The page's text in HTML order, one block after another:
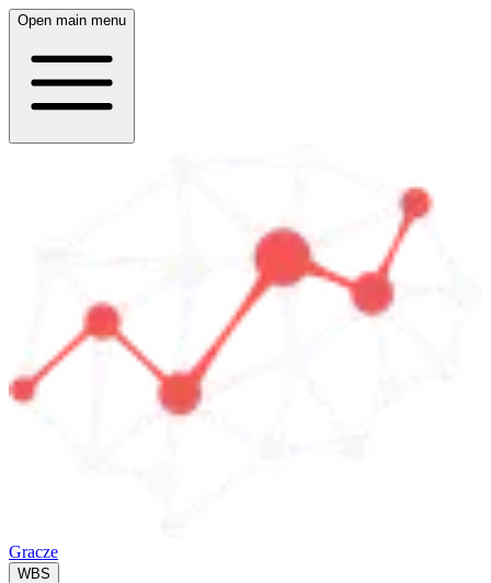
Open main menu
Gracze
WBS